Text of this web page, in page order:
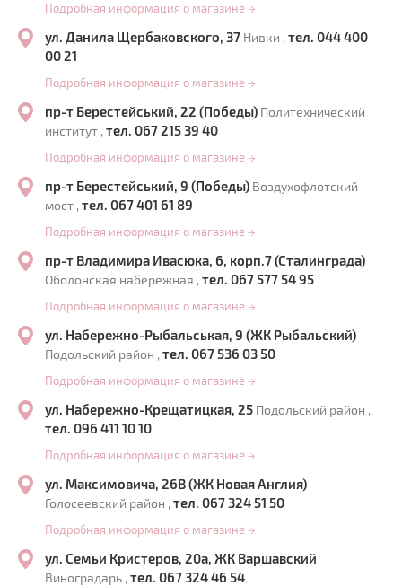
Подробная информация о магазине →
ул. Данила Щербаковского, 37 Нивки , тел. 044 400
00 21
Подробная информация о магазине →
пр-т Берестейський, 22 (Победы) Политехнический
институт , тел. 067 215 39 40
Подробная информация о магазине →
пр-т Берестейський, 9 (Победы) Воздухофлотский
мост , тел. 067 401 61 89
Подробная информация о магазине →
пр-т Владимира Ивасюка, 6, корп.7 (Сталинграда)
Оболонская набережная , тел. 067 577 54 95
Подробная информация о магазине →
ул. Набережно-Рыбальськая, 9 (ЖК Рыбальский)
Подольский район , тел. 067 536 03 50
Подробная информация о магазине →
ул. Набережно-Крещатицкая, 25 Подольский район ,
тел. 096 411 10 10
Подробная информация о магазине →
ул. Максимовича, 26В (ЖК Новая Англия)
Голосеевский район , тел. 067 324 51 50
Подробная информация о магазине →
ул. Семьи Кристеров, 20а, ЖК Варшавский
Виноградарь , тел. 067 324 46 54